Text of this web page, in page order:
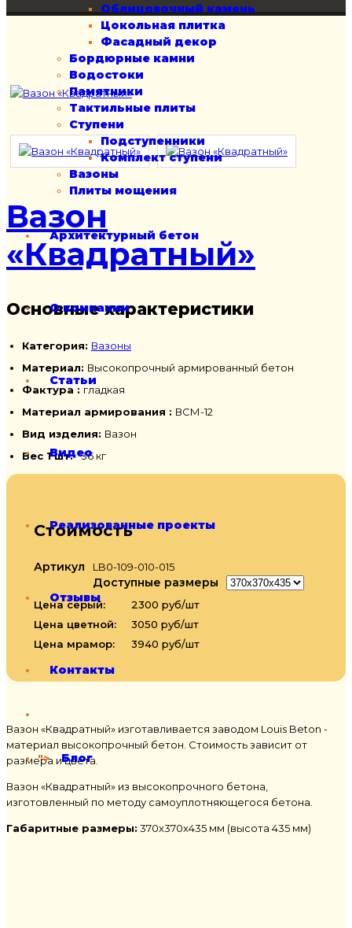
Облицовочный камень
Цокольная плитка
Фасадный декор
Бордюрные камни
Водостоки
Памятники
Тактильные плиты
Ступени
Подступенники
Комплект ступени
Вазоны
Плиты мощения
Архитектурный бетон
О компании
Статьи
Видео
Реализованные проекты
Отзывы
Контакты
"> Блог
Вазон
«Квадратный»
Основные характеристики
Категория: Вазоны
Материал: Высокопрочный армированный бетон
Фактура : гладкая
Материал армирования : ВСМ-12
Вид изделия: Вазон
Вес 1 шт.
36 кг
Стоимость
Артикул LB0-109-010-015
Доступные размеры
Цена серый:
2300 руб/шт
Цена цветной:
3050 руб/шт
Цена мрамор:
3940 руб/шт
Вазон «Квадратный» изготавливается заводом Louis Beton -
материал высокопрочный бетон. Стоимость зависит от
размера и цвета.
Вазон «Квадратный» из высокопрочного бетона,
изготовленный по методу самоуплотняющегося бетона.
Габаритные размеры: 370x370x435 мм (высота 435 мм)